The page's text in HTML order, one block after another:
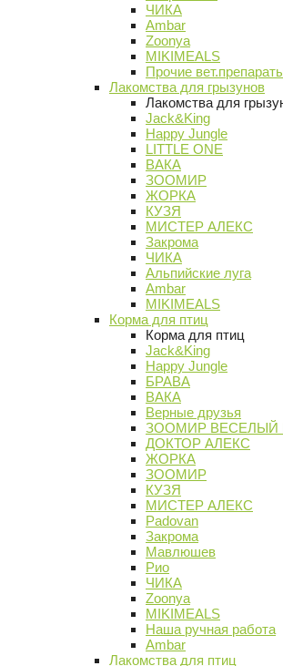
ЧИКА
Ambar
Zoonya
MIKIMEALS
Прочие
Лакомства для грызунов
Лакомства для
Jack&King
Happy Jungle
LITTLE ONE
ВАКА
ЗООМИР
ЖОРКА
КУЗЯ
МИСТЕР АЛЕКС
Закрома
ЧИКА
Альпийские луга
Ambar
MIKIMEALS
Корма для птиц
Корма для птиц
Jack&King
Happy Jungle
БРАВА
ВАКА
Верные друзья
ЗООМИР ВЕСЕЛЫЙ
ДОКТОР АЛЕКС
ЖОРКА
ЗООМИР
КУЗЯ
МИСТЕР АЛЕКС
Padovan
Закрома
Мавлюшев
Рио
ЧИКА
Zoonya
MIKIMEALS
Наша ручная работа
Ambar
Лакомства для птиц